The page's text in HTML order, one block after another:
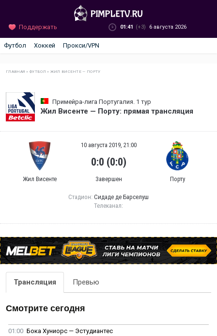
Поддержать 01:41 (+3) 6 августа 2026
Футбол Хоккей Прокси/VPN
ГЛАВНАЯ »ФУТБОЛ » ЖИЛ ВИСЕНТЕ — ПОРТУ
Примейра-лига Португалия. 1 тур
Жил Висенте — Порту: прямая трансляция
Жил Висенте
10 августа 2019, 21:00
0:0 (0:0)
Завершен Порту
Стадион: Сидаде де Барселуш
Телеканал:
Трансляция Превью
Смотрите сегодня
01:00 Бока Хуниорс — Эстудиантес